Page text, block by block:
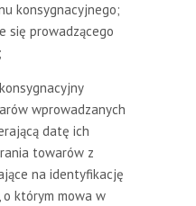
konsygnacyjnego;
się prowadzącego
wprowadzanych
datę ich
towarów z
na identyfikację
o którym mowa w